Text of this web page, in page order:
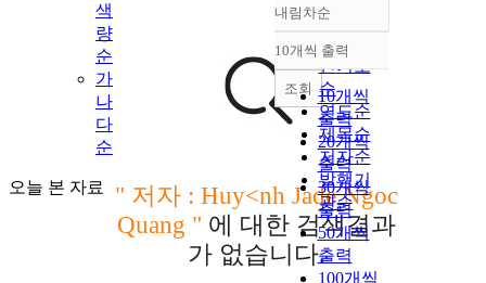
색
량
순
가
나
다
순
오늘 본 자료
정확도
순
인기도
순
연도순
제목순
저자순
발행기
관순
내림차순
내림차순
10개씩 출력
10개씩
출력
20개씩
출력
30개씩
출력
50개씩
출력
100개씩
조회
" 저자 : Huy<nh Jade Ngoc
Quang " 에 대한 검색결과
가 없습니다.